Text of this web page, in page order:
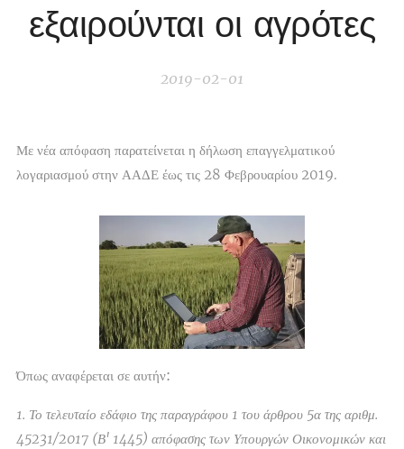
εξαιρούνται οι αγρότες
2019-02-01
Με νέα απόφαση παρατείνεται η δήλωση επαγγελματικού
λογαριασμού στην ΑΑΔΕ έως τις 28 Φεβρουαρίου 2019.
Όπως αναφέρεται σε αυτήν:
1. Το τελευταίο εδάφιο της παραγράφου 1 του άρθρου 5α της αριθμ.
45231/2017 (Β' 1445) απόφασης των Υπουργών Οικονομικών και